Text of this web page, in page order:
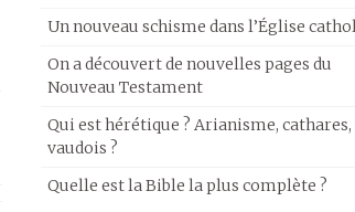
Un nouveau schisme dans l’Église
On a découvert de nouvelles pages du
Nouveau Testament
Qui est hérétique ? Arianisme, cathares,
vaudois ?
Quelle est la Bible la plus complète ?